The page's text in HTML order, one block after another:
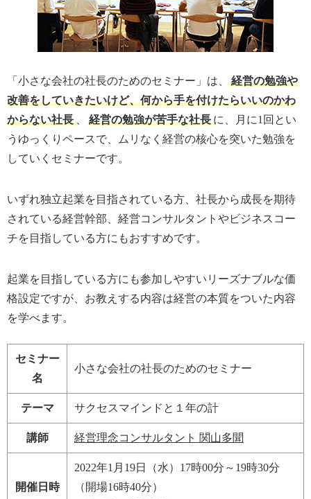
「小さな会社の社長のためのセミナー」は、
経営の勉強や
改善をしていきたいけど、何から手を付けたらいいのかわ
からない社長
経営の勉強が苦手な社長 に、月に1回とい
うゆっくりペースで、ムリなく経営の核心を突いた勉強を
していくセミナーです。
いずれ独立起業を目指されている方、社長から成長を期待
されている経営幹部、経営コンサルタントやビジネスコー
チを目指している方にもおすすめです。
起業を目指している方にも参加しやすいリーズナブルな価
格設定ですが、お教えする内容は経営の本質をついた内容
を学べます。
セミナー
名
小さな会社の社長のためのセミナー
テーマ サクセスマインドと１年の計
講師 経営理念コンサルタント 関山多聞
開催日時
2022年1月19日（水）17時00分～ 19時30分
（開場16時40分）